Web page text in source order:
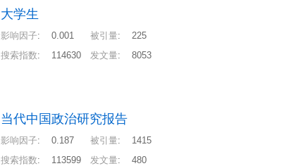
大学生
影响因子: 0.001 被引量:
225
搜索指数: 114630 发文量: 8053
当代中国政治研究报告
影响因子: 0.187 被引量:
1415
搜索指数: 113599 发文量: 480